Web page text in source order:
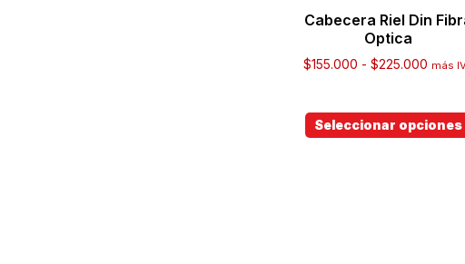
Cabecera Riel Din
Optica
$155.000 - $225.000 más
Seleccionar opciones